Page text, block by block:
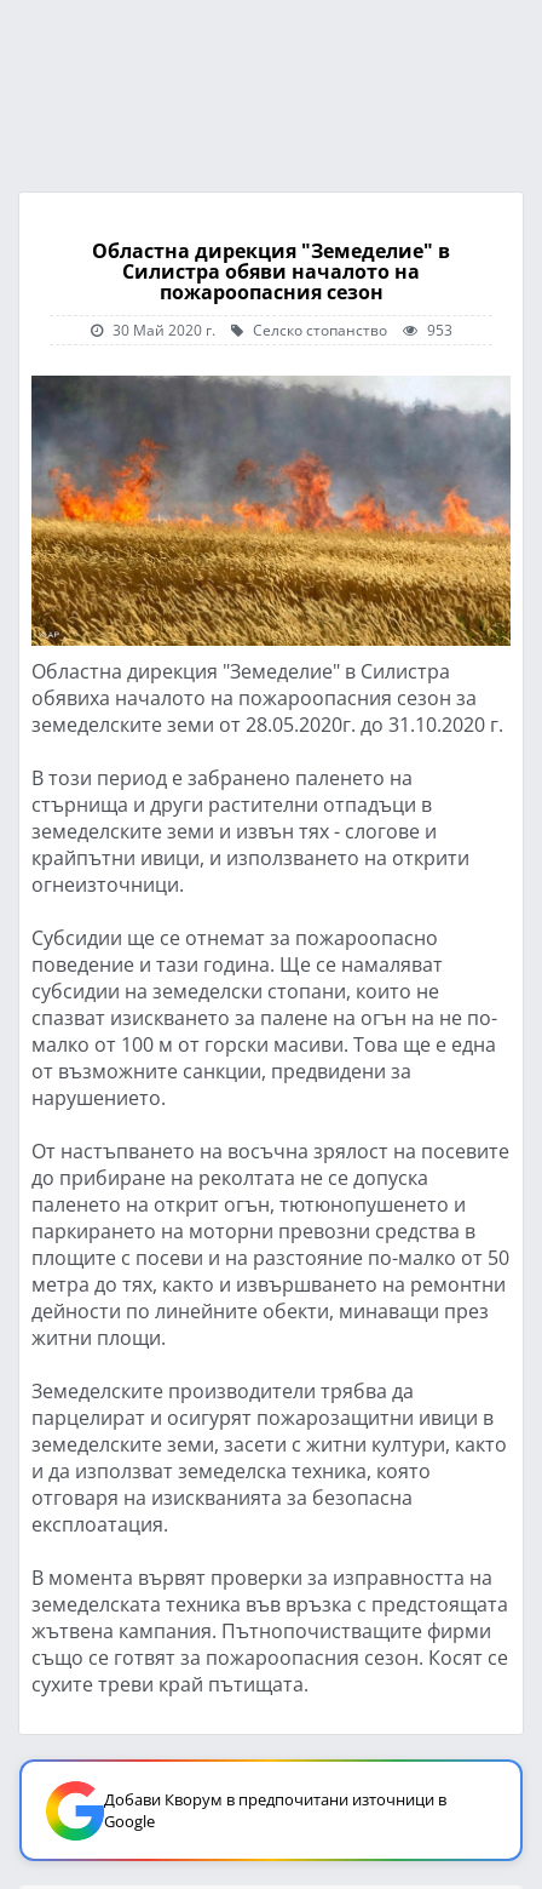
Областна дирекция "Земеделие" в
Силистра обяви началото на
пожароопасния сезон
30 Май 2020 г. Селско стопанство 953
Областна дирекция "Земеделие" в Силистра
обявиха началото на пожароопасния сезон за
земеделските земи от 28.05.2020г. до 31.10.2020 г.
В този период е забранено паленето на
стърнища и други растителни отпадъци в
земеделските земи и извън тях - слогове и
крайпътни ивици, и използването на открити
огнеизточници.
Субсидии ще се отнемат за пожароопасно
поведение и тази година. Ще се намаляват
субсидии на земеделски стопани, които не
спазват изискването за палене на огън на не по-
малко от 100 м от горски масиви. Това ще е една
от възможните санкции, предвидени за
нарушението.
От настъпването на восъчна зрялост на посевите
до прибиране на реколтата не се допуска
паленето на открит огън, тютюнопушенето и
паркирането на моторни превозни средства в
площите с посеви и на разстояние по-малко от 50
метра до тях, както и извършването на ремонтни
дейности по линейните обекти, минаващи през
житни площи.
Земеделските производители трябва да
парцелират и осигурят пожарозащитни ивици в
земеделските земи, засети с житни култури, както
и да използват земеделска техника, която
отговаря на изискванията за безопасна
експлоатация.
В момента вървят проверки за изправността на
земеделската техника във връзка с предстоящата
жътвена кампания. Пътнопочистващите фирми
също се готвят за пожароопасния сезон. Косят се
сухите треви край пътищата.
Добави Кворум в предпочитани източници в
Google